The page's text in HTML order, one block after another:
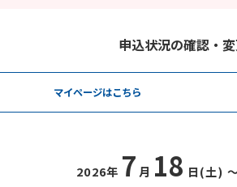
申込状況の確認・
マイページはこちら
2026年 7月 18 日(土)